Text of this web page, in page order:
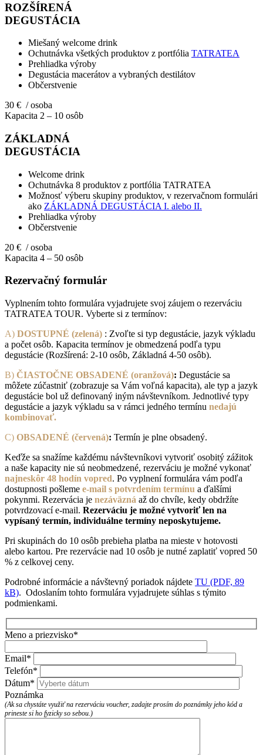
ROZŠÍRENÁ
DEGUSTÁCIA
Miešaný welcome drink
Ochutnávka všetkých produktov z portfólia TATRATEA
Prehliadka výroby
Degustácia macerátov a vybraných destilátov
Občerstvenie
30 € / osoba
Kapacita 2 – 10 osôb
ZÁKLADNÁ
DEGUSTÁCIA
Welcome drink
Ochutnávka 8 produktov z portfólia TATRATEA
Možnosť výberu skupiny produktov, v rezervačnom formulári
ako ZÁKLADNÁ DEGUSTÁCIA I. alebo II.
Prehliadka výroby
Občerstvenie
20 € / osoba
Kapacita 4 – 50 osôb
Rezervačný formulár
Vyplnením tohto formulára vyjadrujete svoj záujem o rezerváciu
TATRATEA TOUR. Vyberte si z termínov:
A) DOSTUPNÉ (zelená) : Zvoľte si typ degustácie, jazyk výkladu
a počet osôb. Kapacita termínov je obmedzená podľa typu
degustácie (Rozšírená: 2-10 osôb, Základná 4-50 osôb).
B) ČIASTOČNE OBSADENÉ (oranžová): Degustácie sa
môžete zúčastniť (zobrazuje sa Vám voľná kapacita), ale typ a jazyk
degustácie bol už definovaný iným návštevníkom. Jednotlivé typy
degustácie a jazyk výkladu sa v rámci jedného termínu nedajú
kombinovať.
C) OBSADENÉ (červená): Termín je plne obsadený.
Keďže sa snažíme každému návštevníkovi vytvoriť osobitý zážitok
a naše kapacity nie sú neobmedzené, rezerváciu je možné vykonať
najneskôr 48 hodín vopred. Po vyplnení formulára vám podľa
dostupnosti pošleme e-mail s potvrdením termínu a ďalšími
pokynmi. Rezervácia je nezáväzná až do chvíle, kedy obdržíte
potvrdzovací e-mail. Rezerváciu je možné vytvoriť len na
vypísaný termín, individuálne termíny neposkytujeme.
Pri skupinách do 10 osôb prebieha platba na mieste v hotovosti
alebo kartou. Pre rezervácie nad 10 osôb je nutné zaplatiť vopred 50
% z celkovej ceny.
Podrobné informácie a návštevný poriadok nájdete TU (PDF, 89
kB). Odoslaním tohto formulára vyjadrujete súhlas s týmito
podmienkami.
Meno a priezvisko*
Email*
Telefón*
Dátum*
Poznámka
(Ak sa chystáte využiť na rezerváciu voucher, zadajte prosím do poznámky jeho kód a
prineste si ho fyzicky so sebou.)